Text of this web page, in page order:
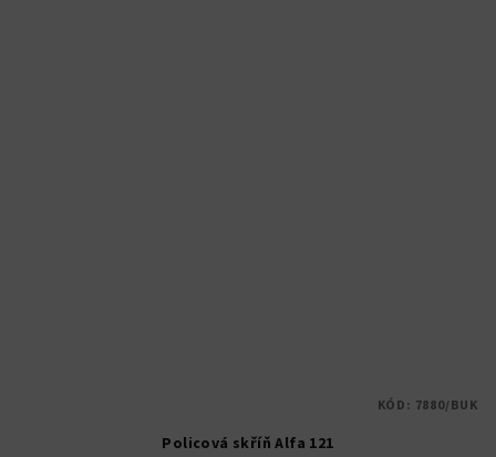
Policová skříň Alfa 121
KÓD: 7880/BUK